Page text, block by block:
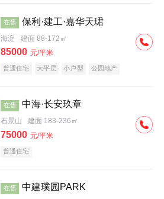
在售 保利·建工·嘉华天珺
海淀 建面 88-172㎡
85000 元/平米
普通住宅 大平层 小户型
公园地产
在售 中海·长安玖章
石景山 建面 183-236㎡
75000 元/平米
普通住宅
在售 中建璞园PARK